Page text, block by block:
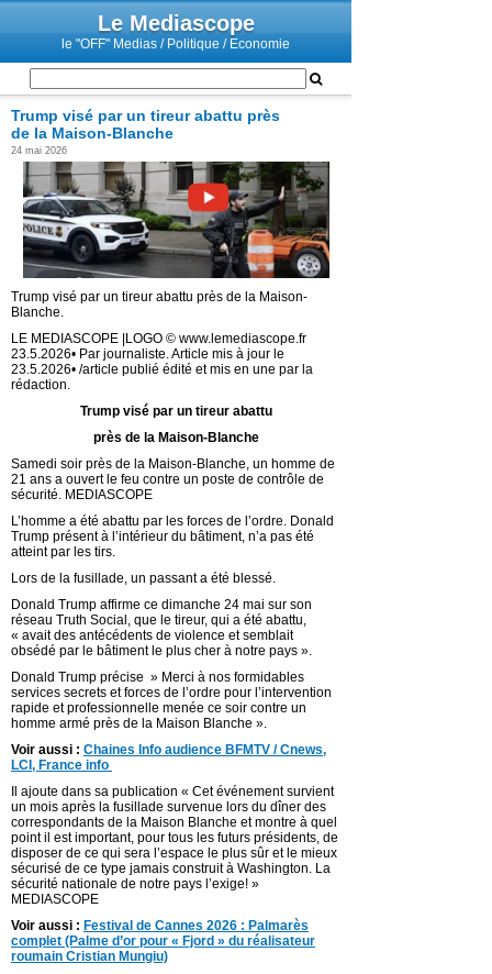
Le Mediascope
le "OFF" Medias / Politique / Economie
Trump visé par un tireur abattu près
de la Maison-Blanche
24 mai 2026
Trump visé par un tireur abattu près de la Maison-
Blanche.
LE MEDIASCOPE |LOGO © www.lemediascope.fr
23.5.2026• Par journaliste. Article mis à jour le
23.5.2026• /article publié édité et mis en une par la
rédaction.
Trump visé par un tireur abattu
près de la Maison-Blanche
Samedi soir près de la Maison-Blanche, un homme de
21 ans a ouvert le feu contre un poste de contrôle de
sécurité. MEDIASCOPE
L’homme a été abattu par les forces de l’ordre. Donald
Trump présent à l’intérieur du bâtiment, n’a pas été
atteint par les tirs.
Lors de la fusillade, un passant a été blessé.
Donald Trump affirme ce dimanche 24 mai sur son
réseau Truth Social, que le tireur, qui a été abattu,
« avait des antécédents de violence et semblait
obsédé par le bâtiment le plus cher à notre pays ».
Donald Trump précise » Merci à nos formidables
services secrets et forces de l’ordre pour l’intervention
rapide et professionnelle menée ce soir contre un
homme armé près de la Maison Blanche ».
Voir aussi : Chaines Info audience BFMTV / Cnews,
LCI, France info
Il ajoute dans sa publication « Cet événement survient
un mois après la fusillade survenue lors du dîner des
correspondants de la Maison Blanche et montre à quel
point il est important, pour tous les futurs présidents, de
disposer de ce qui sera l’espace le plus sûr et le mieux
sécurisé de ce type jamais construit à Washington. La
sécurité nationale de notre pays l’exige! »
MEDIASCOPE
Voir aussi : Festival de Cannes 2026 : Palmarès
complet (Palme d’or pour « Fjord » du réalisateur
roumain Cristian Mungiu)